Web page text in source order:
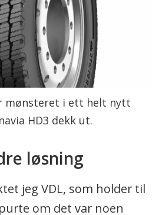
mønsteret i ett helt nytt
HD3 dekk ut.
løsning
jeg VDL, som holder til
om det var noen